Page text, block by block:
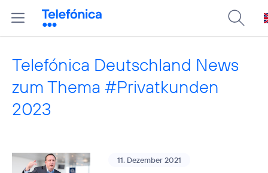
Telefónica Deutschland News
zum Thema #Privatkunden
2023
11. Dezember 2021